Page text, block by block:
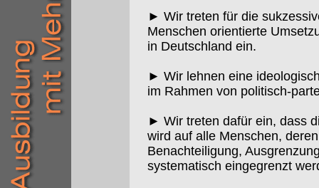
► Wir treten für die
Menschen orientierte
in Deutschland ein.
► Wir lehnen eine
im Rahmen von politisch-
► Wir treten dafür ein, dass
wird auf alle Menschen,
Benachteiligung,
systematisch eingegrenzt